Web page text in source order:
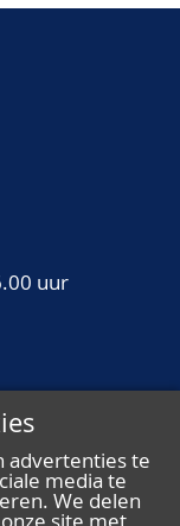
uur
advertenties te
media te
We delen